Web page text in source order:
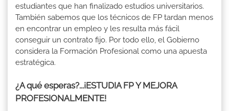
estudiantes que han finalizado estudios universitarios.
También sabemos que los técnicos de FP tardan menos
en encontrar un empleo y les resulta más fácil
conseguir un contrato fijo. Por todo ello, el Gobierno
considera la Formación Profesional como una apuesta
estratégica.
¿A qué esperas?...¡ESTUDIA FP Y MEJORA
PROFESIONALMENTE!